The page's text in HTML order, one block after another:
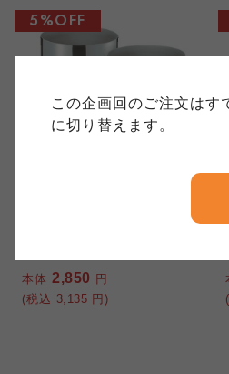
この企画回のご注文はす
に切り替えます。
本体 2,850 円
(税込 3,135 円)
5%OFF
ご利用約款（ご
認のうえ、ご利用ください。
民生協 大阪いずみ
個人
らびに各生協の「個人情報保
民生協 大阪いずみ
特定商取引
引法に基づく表記について」
大阪いずみ